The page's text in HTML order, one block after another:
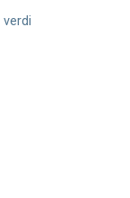
verdi